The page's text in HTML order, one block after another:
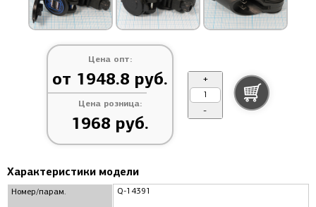
Цена опт:
от 1948.8 руб.
Цена розница:
1968 руб.
+
-
Характеристики модели
Номер/парам. Q-14391